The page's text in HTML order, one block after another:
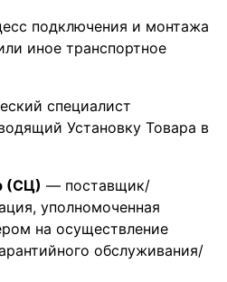
подключения и монтажа
иное транспортное
специалист
Установку Товара в
(СЦ) — поставщик/
уполномоченная
на осуществление
обслуживания/